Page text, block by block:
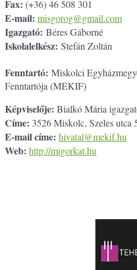
Fax: (+36) 46 508 301
E-mail: misgorog@gmail.com
Igazgató: Béres Gáborné
Iskolalelkész: Stefán Zoltán
Fenntartó: Miskolci
Fenntartója (MEKIF)
Képviselője: Bialkó Mária
Címe: 3526 Miskolc, Szeles utca
E-mail címe: hivatal@mekif.hu
Web: http://migorkat.hu